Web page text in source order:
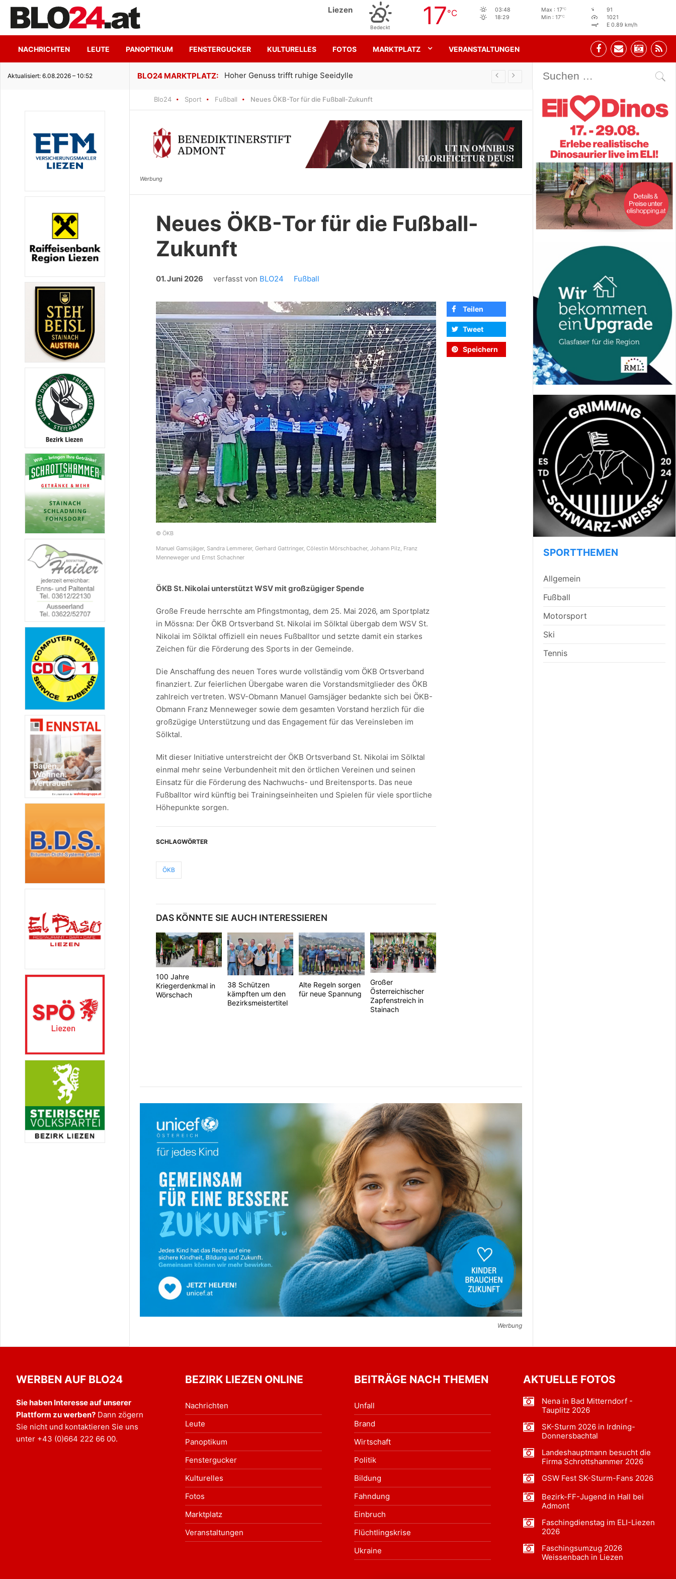
Liezen
Bedeckt 17°C
03:48
18:29
Max : 17°C
Min : 17°C
91
1021
E 0.89 km/h
NACHRICHTEN LEUTE PANOPTIKUM FENSTERGUCKER KULTURELLES FOTOS MARKTPLATZ VERANSTALTUNGEN
Aktualisiert: 6.08.2026 – 10:52
Seeidylle Gemeinsam für den SK Sturm Stehbeisl Stainach Öffnungszeiten
Blo24 Sport Fußball Neues ÖKB-Tor für die Fußball-Zukunft
Neues ÖKB-Tor für die Fußball-
Zukunft
01. Juni 2026 verfasst von BLO24 Fußball
© ÖKB
Manuel Gamsjäger, Sandra Lemmerer, Gerhard Gattringer, Cölestin Mörschbacher, Johann Pilz, Franz
Menneweger und Ernst Schachner
ÖKB St. Nikolai unterstützt WSV mit großzügiger Spende
Große Freude herrschte am Pfingstmontag, dem 25. Mai 2026, am Sportplatz
in Mössna: Der ÖKB Ortsverband St. Nikolai im Sölktal übergab dem WSV St.
Nikolai im Sölktal offiziell ein neues Fußballtor und setzte damit ein starkes
Zeichen für die Förderung des Sports in der Gemeinde.
Die Anschaffung des neuen Tores wurde vollständig vom ÖKB Ortsverband
finanziert. Zur feierlichen Übergabe waren die Vorstandsmitglieder des ÖKB
zahlreich vertreten. WSV-Obmann Manuel Gamsjäger bedankte sich bei ÖKB-
Obmann Franz Menneweger sowie dem gesamten Vorstand herzlich für die
großzügige Unterstützung und das Engagement für das Vereinsleben im
Sölktal.
Mit dieser Initiative unterstreicht der ÖKB Ortsverband St. Nikolai im Sölktal
einmal mehr seine Verbundenheit mit den örtlichen Vereinen und seinen
Einsatz für die Förderung des Nachwuchs- und Breitensports. Das neue
Fußballtor wird künftig bei Trainingseinheiten und Spielen für viele sportliche
Höhepunkte sorgen.
SCHLAGWÖRTER
ÖKB
DAS KÖNNTE SIE AUCH INTERESSIEREN
100 Jahre
Kriegerdenkmal in
Wörschach
38 Schützen
kämpften um den
Bezirksmeistertitel
Alte Regeln sorgen
für neue Spannung
Großer
Österreichischer
Zapfenstreich in
Stainach
Teilen
Tweet
Speichern
Werbung
SPORTTHEMEN
Allgemein
Fußball
Motorsport
Ski
Tennis
WERBEN AUF BLO24
Sie haben Interesse auf unserer
Plattform zu werben? Dann zögern
Sie nicht und kontaktieren Sie uns
unter +43 (0)664 222 66 00.
BEZIRK LIEZEN ONLINE
Nachrichten
Leute
Panoptikum
Fenstergucker
Kulturelles
Fotos
Marktplatz
Veranstaltungen
BEITRÄGE NACH THEMEN
Unfall
Brand
Wirtschaft
Politik
Bildung
Fahndung
Einbruch
Flüchtlingskrise
Ukraine
AKTUELLE FOTOS
Nena in Bad Mitterndorf -
Tauplitz 2026
SK-Sturm 2026 in Irdning-
Donnersbachtal
Landeshauptmann besucht die
Firma Schrottshammer 2026
GSW Fest SK-Sturm-Fans 2026
Bezirk-FF-Jugend in Hall bei
Admont
Faschingdienstag im ELI-Liezen
2026
Faschingsumzug 2026
Weissenbach in Liezen